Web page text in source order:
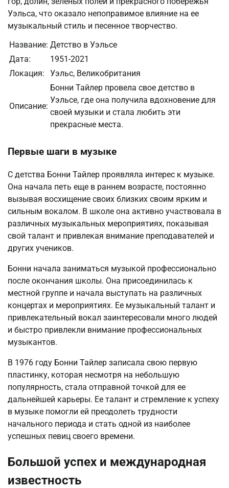
Уэльса, что оказало непоправимое влияние на ее
музыкальный стиль и песенное творчество.
Название: Детство в Уэльсе
Дата:
1951-2021
Локация:
Уэльс, Великобритания
Описание:
Бонни Тайлер провела свое детство в
Уэльсе, где она получила вдохновение для
своей музыки и стала любить эти
прекрасные места.
Первые шаги в музыке
С детства Бонни Тайлер проявляла интерес к музыке.
Она начала петь еще в раннем возрасте, постоянно
вызывая восхищение своих близких своим ярким и
сильным вокалом. В школе она активно участвовала в
различных музыкальных мероприятиях, показывая
свой талант и привлекая внимание преподавателей и
других учеников.
Бонни начала заниматься музыкой профессионально
после окончания школы. Она присоединилась к
местной группе и начала выступать на различных
концертах и мероприятиях. Ее музыкальный талант и
привлекательный вокал заинтересовали много людей
и быстро привлекли внимание профессиональных
музыкантов.
В 1976 году Бонни Тайлер записала свою первую
пластинку, которая несмотря на небольшую
популярность, стала отправной точкой для ее
дальнейшей карьеры. Ее талант и стремление к успеху
в музыке помогли ей преодолеть трудности
начального периода и стать одной из наиболее
успешных певиц своего времени.
Большой успех и международная
известность